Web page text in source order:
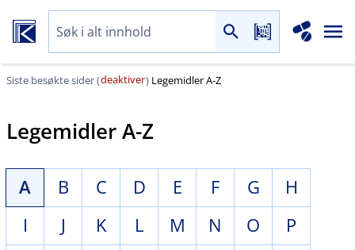
Siste besøkte sider (deaktiver) Legemidler A-Z
Legemidler A-Z
A B C D E F G
H
I
J K L M N O
P